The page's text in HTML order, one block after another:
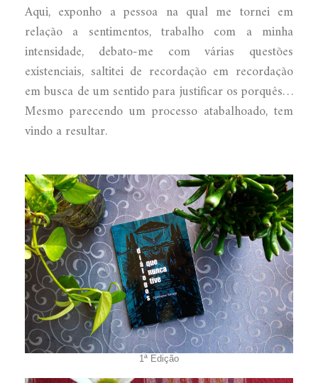
Aqui, exponho a pessoa na qual me tornei em
relação a sentimentos, trabalho com a minha
intensidade, debato-me com várias questões
existenciais, saltitei de recordação em recordação
em busca de um sentido para justificar os porquês…
Mesmo parecendo um processo atabalhoado, tem
vindo a resultar.
1ª Edição